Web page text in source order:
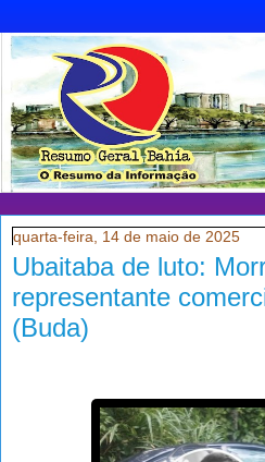
quarta-feira, 14 de maio de 2025
Ubaitaba de luto:
representante
(Buda)